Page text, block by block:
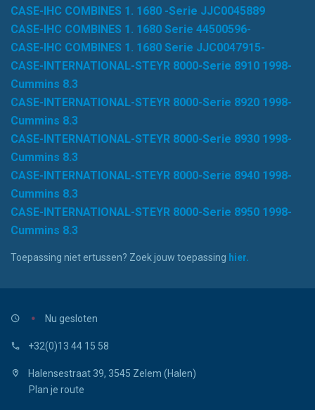
CASE-IHC COMBINES 1. 1680 -Serie JJC0045889
CASE-IHC COMBINES 1. 1680 Serie 44500596-
CASE-IHC COMBINES 1. 1680 Serie JJC0047915-
CASE-INTERNATIONAL-STEYR 8000-Serie 8910 1998-
Cummins 8.3
CASE-INTERNATIONAL-STEYR 8000-Serie 8920 1998-
Cummins 8.3
CASE-INTERNATIONAL-STEYR 8000-Serie 8930 1998-
Cummins 8.3
CASE-INTERNATIONAL-STEYR 8000-Serie 8940 1998-
Cummins 8.3
CASE-INTERNATIONAL-STEYR 8000-Serie 8950 1998-
Cummins 8.3
Toepassing niet ertussen? Zoek jouw toepassing hier.
Nu gesloten
+32(0)13 44 15 58
Halensestraat 39, 3545 Zelem (Halen)
Plan je route